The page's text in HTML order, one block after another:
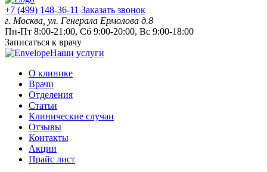
+7 (499) 148-36-11 Заказать звонок
г. Москва, ул. Генерала Ермолова д.8
Пн-Пт 8:00-21:00, Сб 9:00-20:00, Вс 9:00-18:00
Записаться к врачу
Наши услуги
О клинике
Врачи
Отделения
Статьи
Клинические случаи
Отзывы
Контакты
Акции
Прайс лист